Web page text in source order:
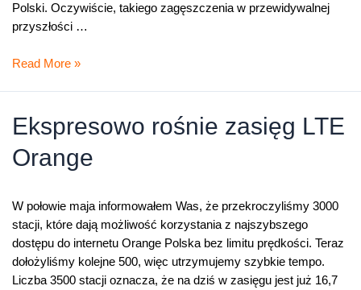
Polski. Oczywiście, takiego zagęszczenia w przewidywalnej
przyszłości …
Orange
w
ponad
50
Read More »
Ekspresowo rośnie zasięg LTE
Orange
W połowie maja informowałem Was, że przekroczyliśmy 3000
stacji, które dają możliwość korzystania z najszybszego
dostępu do internetu Orange Polska bez limitu prędkości. Teraz
dołożyliśmy kolejne 500, więc utrzymujemy szybkie tempo.
Liczba 3500 stacji oznacza, że na dziś w zasięgu jest już 16,7